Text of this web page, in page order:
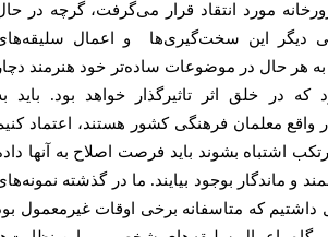
مورد انتقاد قرار می‌گرفت، گرچه در حال
این سخت‌گیری‌ها
و اعمال سلیقه‌های
هر حال در موضوعات ساده‌تر خود هنرمند دچار
در خلق اثر تاثیرگذار خواهد بود. باید به
معلمان فرهنگی کشور هستند، اعتماد کنیم
اشتباه بشوند باید فرصت اصلاح به آنها داده
و ماندگار بوجود بیایند. ما در گذشته نمونه‌های
که متاسفانه برخی اوقات غیرمعمول بود